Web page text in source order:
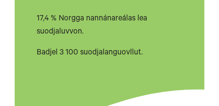
17,4 % Norgga nannánareálas lea
suodjaluvvon.
Badjel 3 100 suodjalanguovllut.